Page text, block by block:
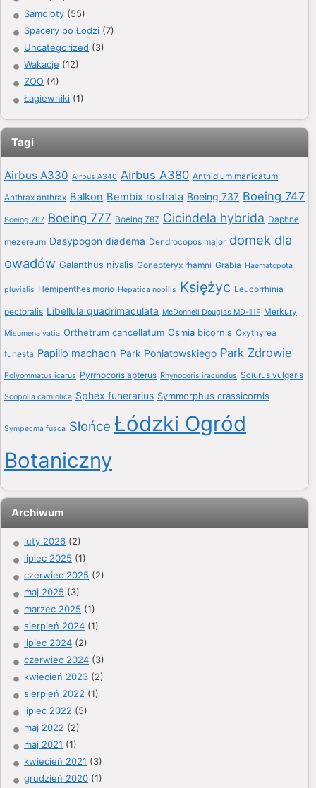
Samoloty (55)
Spacery po Łodzi (7)
Uncategorized (3)
Wakacje (12)
ZOO (4)
Łagiewniki (1)
Tagi
Airbus A330 Airbus A340 Airbus A380 Anthidium manicatum
Anthrax anthrax Balkon Bembix rostrata Boeing 737 Boeing 747
Boeing 767 Boeing 777 Boeing 787 Cicindela hybrida Daphne
mezereum Dasypogon diadema Dendrocopos major domek dla
owadów Galanthus nivalis Gonepteryx rhamni Grabia Haematopota
pluvialis Hemipenthes morio Hepatica nobilis Księżyc Leucorrhinia
pectoralis Libellula quadrimaculata McDonnell Douglas MD-11F Merkury
Misumena vatia Orthetrum cancellatum Osmia bicornis Oxythyrea
funesta Papilio machaon Park Poniatowskiego Park Zdrowie
Polyommatus icarus Pyrrhocoris apterus Rhynocoris iracundus Sciurus vulgaris
Scopolia carniolica Sphex funerarius Symmorphus crassicornis
Sympecma fusca Słońce Łódzki Ogród
Botaniczny
Archiwum
luty 2026 (2)
lipiec 2025 (1)
czerwiec 2025 (2)
maj 2025 (3)
marzec 2025 (1)
sierpień 2024 (1)
lipiec 2024 (2)
czerwiec 2024 (3)
kwiecień 2023 (2)
sierpień 2022 (1)
lipiec 2022 (5)
maj 2022 (2)
maj 2021 (1)
kwiecień 2021 (3)
grudzień 2020 (1)